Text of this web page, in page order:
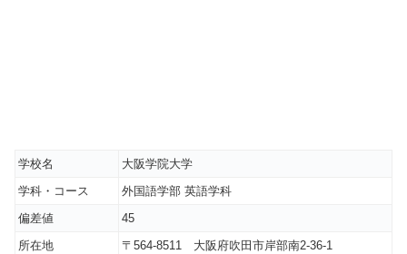
学校名
大阪学院大学
学科・コース
外国語学部 英語学科
偏差値
45
所在地
〒564-8511 大阪府吹田市岸部南2-36-1